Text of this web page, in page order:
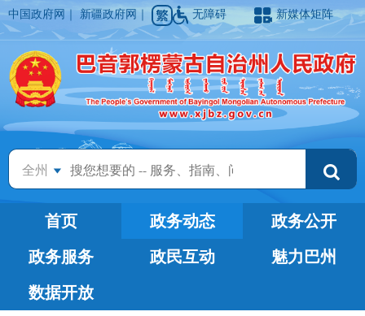
中国政府网 ｜新疆政府网 ｜ 无障碍 新媒体矩阵
全州
首页 政务动态
政务公开
政务服务
政民互动
魅力巴州
数据开放